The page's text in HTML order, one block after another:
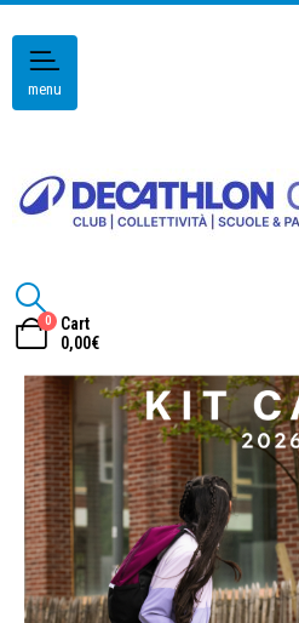
menu
0
Cart
0,00€